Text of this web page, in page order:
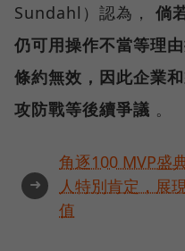
Sundahl）認為， 倘
仍可用操作不當等理
條約無效，因此企業
攻防戰等後續爭議 。
➜
角逐100 MVP盛
人特別肯定，展
值